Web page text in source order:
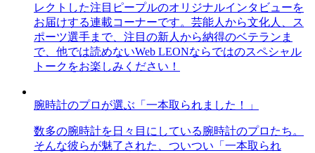
レクトした注目ピープルのオリジナルインタビューを
お届けする連載コーナーです。芸能人から文化人、ス
ポーツ選手まで、注目の新人から納得のベテランま
で、他では読めないWeb LEONならではのスペシャル
トークをお楽しみください！
腕時計のプロが選ぶ「一本取られました！」
数多の腕時計を日々目にしている腕時計のプロたち。
そんな彼らが魅了された、ついつい「一本取られ